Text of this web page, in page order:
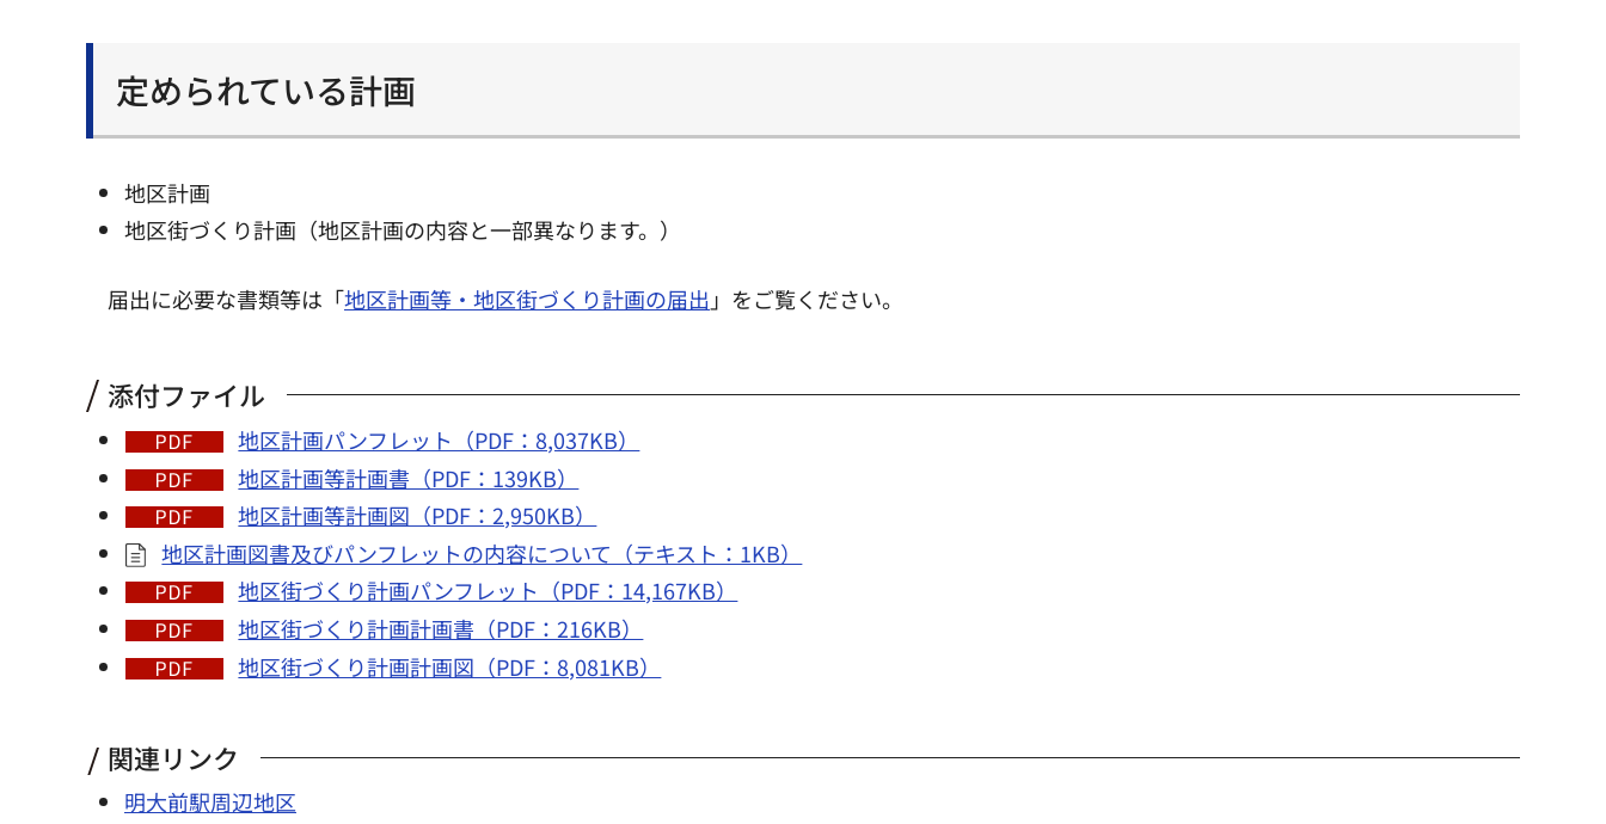
定められている計画
地区計画
地区街づくり計画（地区計画の内容と一部異なります。）
届出に必要な書類等は「地区計画等・地区街づくり計画の届出 」をご覧ください。
添付ファイル
地区計画パンフレット（PDF：8,037KB）
地区計画等計画書（PDF：139KB）
地区計画等計画図（PDF：2,950KB）
地区計画図書及びパンフレットの内容について（テキスト：1KB）
地区街づくり計画パンフレット（PDF：14,167KB）
地区街づくり計画計画書（PDF：216KB）
地区街づくり計画計画図（PDF：8,081KB）
関連リンク
明大前駅周辺地区